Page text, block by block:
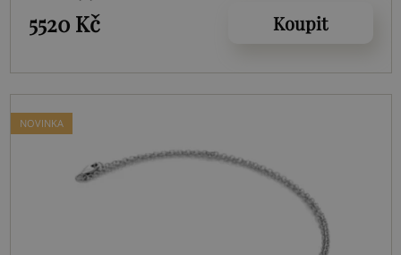
5520 Kč
Koupit
NOVINKA